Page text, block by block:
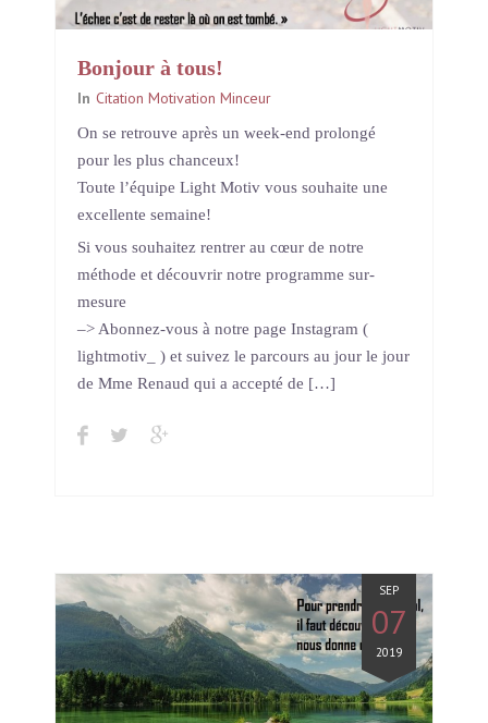
Bonjour à tous!
In Citation Motivation Minceur
On se retrouve après un week-end prolongé
pour les plus chanceux!
Toute l’équipe Light Motiv vous souhaite une
excellente semaine!
Si vous souhaitez rentrer au cœur de notre
méthode et découvrir notre programme sur-
mesure
–> Abonnez-vous à notre page Instagram (
lightmotiv_ ) et suivez le parcours au jour le jour
de Mme Renaud qui a accepté de […]
SEP
07
2019